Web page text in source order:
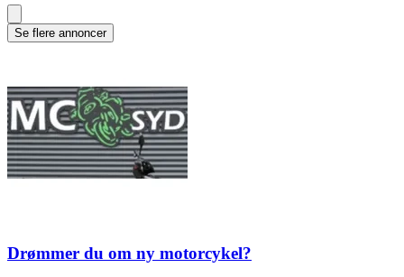
Se flere annoncer
Drømmer du om ny motorcykel?